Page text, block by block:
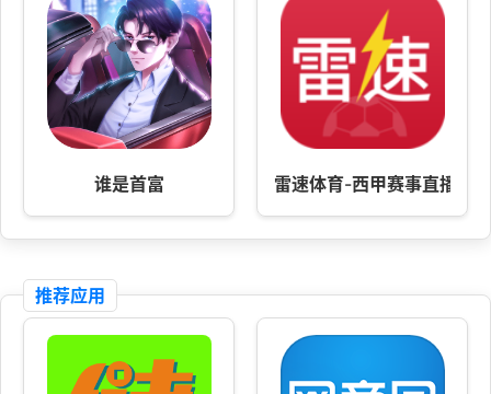
谁是首富 雷速体育-西甲赛事直播
推荐应用